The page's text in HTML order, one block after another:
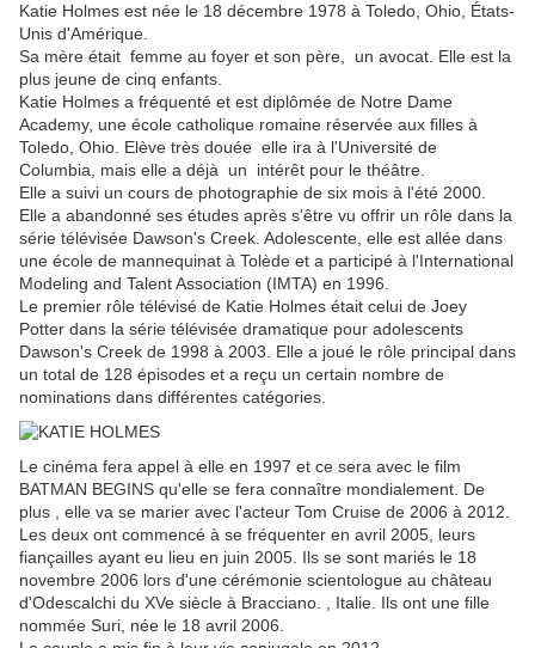
Katie Holmes est née le 18 décembre 1978 à Toledo, Ohio, États-
Unis d'Amérique.
Sa mère était femme au foyer et son père, un avocat. Elle est la
plus jeune de cinq enfants.
Katie Holmes a fréquenté et est diplômée de Notre Dame
Academy, une école catholique romaine réservée aux filles à
Toledo, Ohio. Elève très douée elle ira à l'Université de
Columbia, mais elle a déjà un intérêt pour le théâtre.
Elle a suivi un cours de photographie de six mois à l'été 2000.
Elle a abandonné ses études après s'être vu offrir un rôle dans la
série télévisée Dawson's Creek. Adolescente, elle est allée dans
une école de mannequinat à Tolède et a participé à l'International
Modeling and Talent Association (IMTA) en 1996.
Le premier rôle télévisé de Katie Holmes était celui de Joey
Potter dans la série télévisée dramatique pour adolescents
Dawson's Creek de 1998 à 2003. Elle a joué le rôle principal dans
un total de 128 épisodes et a reçu un certain nombre de
nominations dans différentes catégories.
Le cinéma fera appel à elle en 1997 et ce sera avec le film
BATMAN BEGINS qu'elle se fera connaître mondialement. De
plus , elle va se marier avec l'acteur Tom Cruise de 2006 à 2012.
Les deux ont commencé à se fréquenter en avril 2005, leurs
fiançailles ayant eu lieu en juin 2005. Ils se sont mariés le 18
novembre 2006 lors d'une cérémonie scientologue au château
d'Odescalchi du XVe siècle à Bracciano. , Italie. Ils ont une fille
nommée Suri, née le 18 avril 2006.